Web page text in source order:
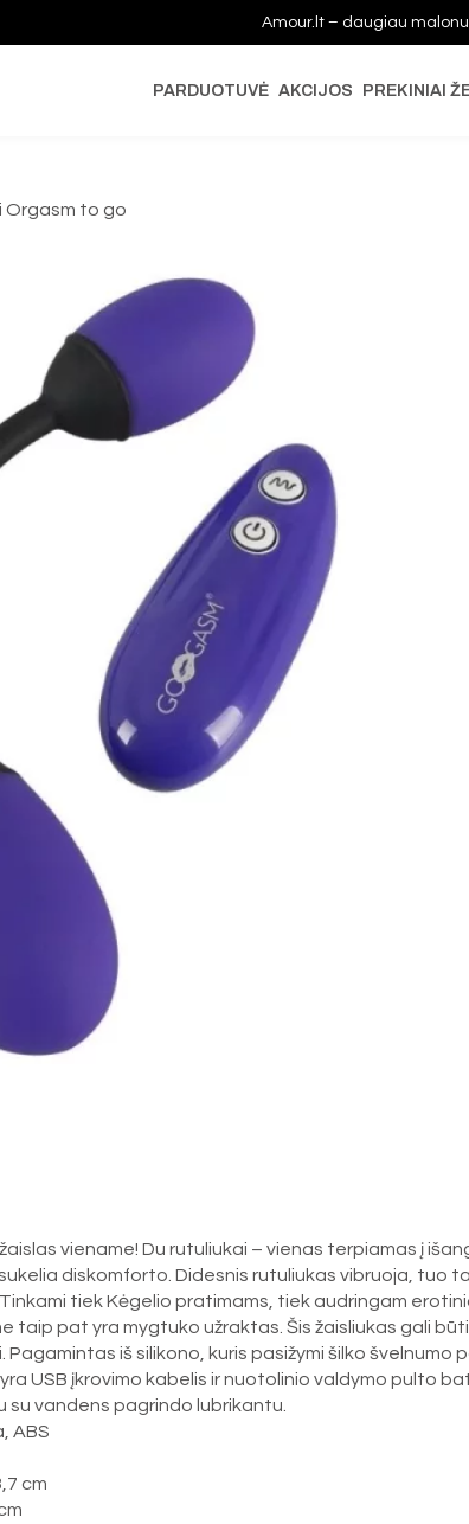
Amour.lt – daugiau
PARDUOTUVĖ AKCIJOS PREKINIAI
Orgasm to go
viename! Du rutuliukai – vienas terpiamas į
diskomforto. Didesnis rutuliukas vibruoja, tuo
tiek Kėgelio pratimams, tiek audringam
taip pat yra mygtuko užraktas. Šis žaisliukas gali
iš silikono, kuris pasižymi šilko
USB įkrovimo kabelis ir nuotolinio valdymo pulto
vandens pagrindo lubrikantu.
ABS
cm